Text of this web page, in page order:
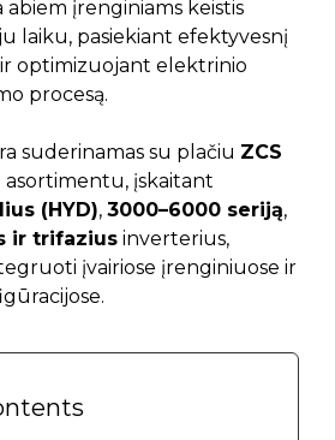
abiem įrenginiams keistis
laiku, pasiekiant efektyvesnį
optimizuojant elektrinio
procesą.
suderinamas su plačiu ZCS
įskaitant
(HYD), 3000–6000 seriją,
ir trifazius inverterius,
įvairiose įrenginiuose ir